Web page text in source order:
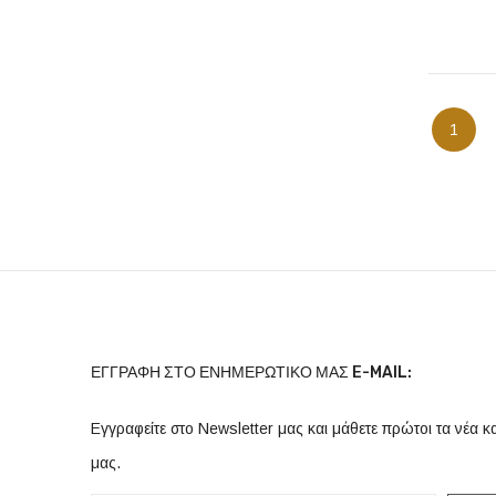
Σελίδα
1
ΕΓΓΡΑΦΉ ΣΤΟ ΕΝΗΜΕΡΩΤΙΚΌ ΜΑΣ E-MAIL:
Εγγραφείτε στο Newsletter μας και μάθετε πρώτοι τα νέα
μας.